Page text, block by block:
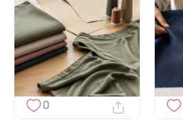
0